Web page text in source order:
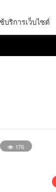
176
บริการเว็บไซต์